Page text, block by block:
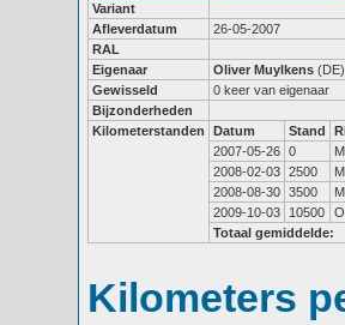
Variant
Afleverdatum
26-05-2007
RAL
Eigenaar
Oliver Muylkens (DE)
Gewisseld
0 keer van eigenaar
Bijzonderheden
Kilometerstanden
Datum Stand
2007-05-26 0
2008-02-03 2500
2008-08-30 3500
2009-10-03
10500
Totaal gemiddelde:
Kilometers